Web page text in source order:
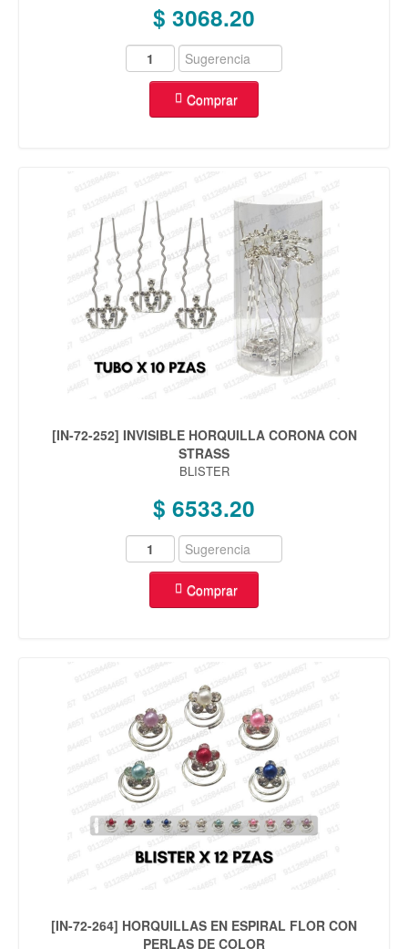
$ 3068.20
Comprar
[IN-72-252] INVISIBLE HORQUILLA CORONA CON
STRASS
BLISTER
$ 6533.20
Comprar
[IN-72-264] HORQUILLAS EN ESPIRAL FLOR CON
PERLAS DE COLOR